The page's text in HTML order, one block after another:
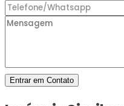
Entrar em Contato